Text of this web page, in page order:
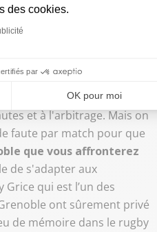
pointés par l'arbitrage. Ce
ou 6. On travaille tout de
de coupe d’Europe où
pour exister durant
les hommes et le
le plus avec le ballon et
et à l'arbitrage. Mais on
faute par match pour que
que vous affronterez
de s'adapter aux
qui est l’un des
ont sûrement privé
de mémoire dans le rugby